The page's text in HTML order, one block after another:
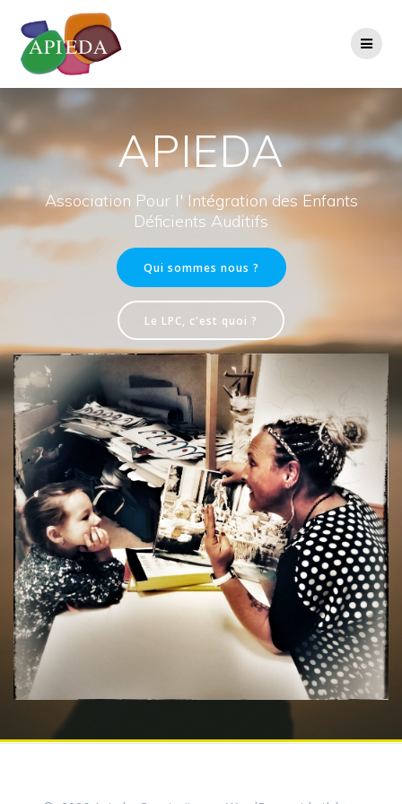
APIEDA
Association Pour l' Intégration des Enfants
Déficients Auditifs
Qui sommes nous ?
Le LPC, c'est quoi ?